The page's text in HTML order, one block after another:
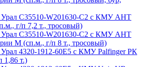
Урал С35510-W201630-C2 с КМУ АНТ
г/п 7,2 т., тросовый)
Урал С35510-W201630-C2 с КМУ АНТ
М (сп.м., г/п 8 т., тросовый)
Урал 4320-1912-60Е5 с КМУ Palfinger РК
1,86 т.)